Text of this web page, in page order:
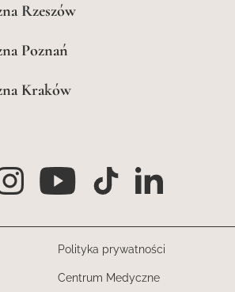
Rzeszów
Poznań
Kraków
Polityka prywatności
Centrum Medyczne